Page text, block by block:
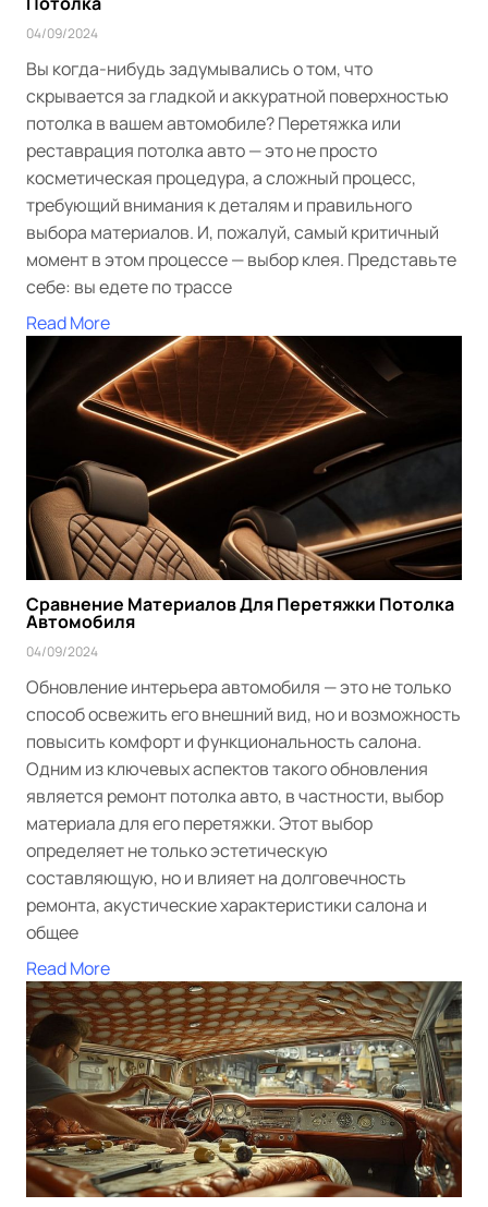
04/09/2024
Вы когда-нибудь задумывались о том, что
скрывается за гладкой и аккуратной поверхностью
потолка в вашем автомобиле? Перетяжка или
реставрация потолка авто — это не просто
косметическая процедура, а сложный процесс,
требующий внимания к деталям и правильного
выбора материалов. И, пожалуй, самый критичный
момент в этом процессе — выбор клея. Представьте
себе: вы едете по трассе
Read More
Сравнение Материалов Для Перетяжки Потолка
Автомобиля
04/09/2024
Обновление интерьера автомобиля — это не только
способ освежить его внешний вид, но и возможность
повысить комфорт и функциональность салона.
Одним из ключевых аспектов такого обновления
является ремонт потолка авто, в частности, выбор
материала для его перетяжки. Этот выбор
определяет не только эстетическую
составляющую, но и влияет на долговечность
ремонта, акустические характеристики салона и
общее
Read More